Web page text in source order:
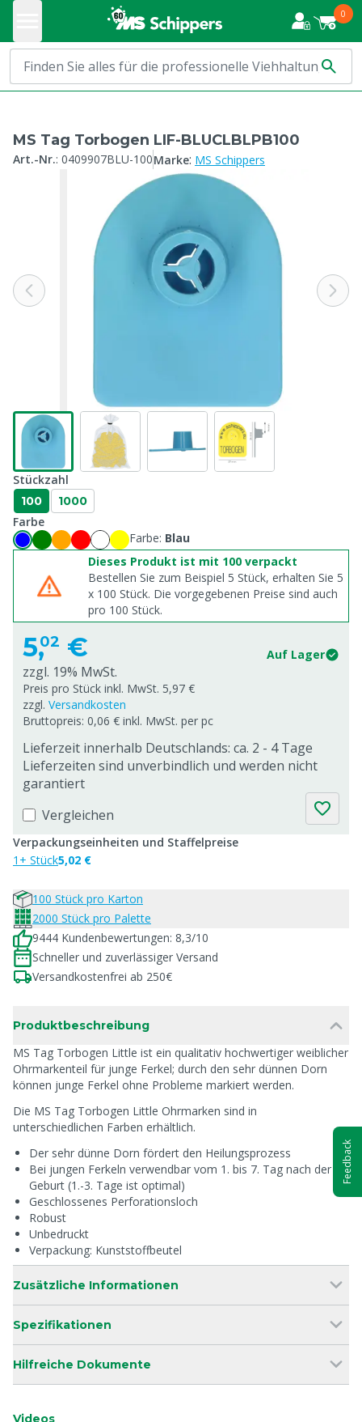
0
MS Tag Torbogen LIF-BLUCLBLPB100
Art.-Nr.: 0409907BLU-100Marke: MS Schippers
Stückzahl
100 1000
Farbe
Farbe: Blau
Dieses Produkt ist mit 100 verpackt
Bestellen Sie zum Beispiel 5 Stück, erhalten Sie 5
x 100 Stück. Die vorgegebenen Preise sind auch
pro 100 Stück.
5,02 € Auf Lager
zzgl. 19% MwSt.
Preis pro Stück inkl. MwSt. 5,97 €
zzgl. Versandkosten
Bruttopreis: 0,06 € inkl. MwSt. per pc
Lieferzeit innerhalb Deutschlands: ca. 2 - 4 Tage
Lieferzeiten sind unverbindlich und werden nicht
garantiert
Vergleichen
Verpackungseinheiten und Staffelpreise
1+ Stück5,02 €
100 Stück pro Karton
2000 Stück pro Palette
9444 Kundenbewertungen: 8,3/10
Schneller und zuverlässiger Versand
Versandkostenfrei ab 250€
Produktbeschreibung
MS Tag Torbogen Little ist ein qualitativ hochwertiger weiblicher
Ohrmarkenteil für junge Ferkel; durch den sehr dünnen Dorn
können junge Ferkel ohne Probleme markiert werden.
Die MS Tag Torbogen Little Ohrmarken sind in
unterschiedlichen Farben erhältlich.
Der sehr dünne Dorn fördert den Heilungsprozess
Bei jungen Ferkeln verwendbar vom 1. bis 7. Tag nach der
Geburt (1.-3. Tage ist optimal)
Geschlossenes Perforationsloch
Robust
Unbedruckt
Verpackung: Kunststoffbeutel
Zusätzliche Informationen
Spezifikationen
Hilfreiche Dokumente
Videos
Feedback